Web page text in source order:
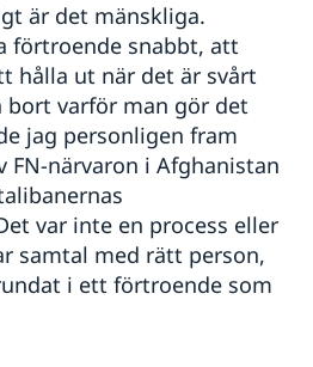
är det mänskliga.
förtroende snabbt, att
hålla ut när det är svårt
varför man gör det
jag personligen fram
FN-närvaron i Afghanistan
var inte en process eller
samtal med rätt person,
i ett förtroende som